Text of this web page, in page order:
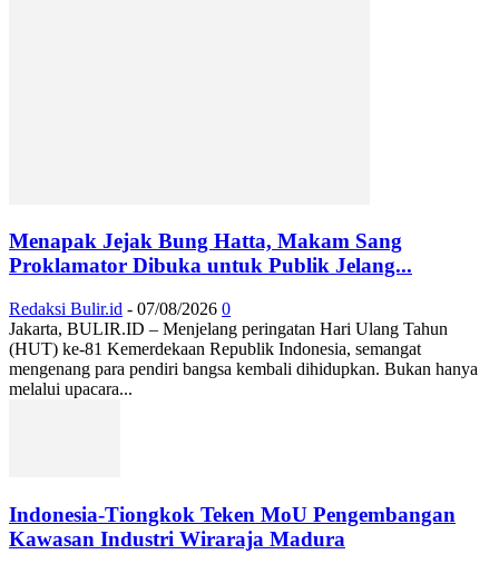
Menapak Jejak Bung Hatta, Makam Sang
Proklamator Dibuka untuk Publik Jelang...
Redaksi Bulir.id - 07/08/2026 0
Jakarta, BULIR.ID – Menjelang peringatan Hari Ulang Tahun
(HUT) ke-81 Kemerdekaan Republik Indonesia, semangat
mengenang para pendiri bangsa kembali dihidupkan. Bukan hanya
melalui upacara...
Indonesia-Tiongkok Teken MoU Pengembangan
Kawasan Industri Wiraraja Madura